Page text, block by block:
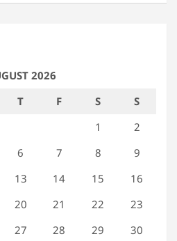
2026
T F S
S
1
2
6 7 8
9
13 14 15
16
20 21 22
23
27 28 29
30